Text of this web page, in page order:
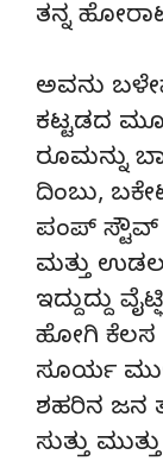
ತನ್ನ
ಅವನು
ಕಟ್ಟಡದ
ರೂಮನ್ನು
ದಿಂಬು,
ಪಂಪ್ ಸ್ಟೌವ್
ಮತ್ತು
ಇದ್ದುದ್ದು
ಹೋಗಿ ಕೆಲಸ
ಸೂರ್ಯ
ಶಹರಿನ ಜನ
ಸುತ್ತು